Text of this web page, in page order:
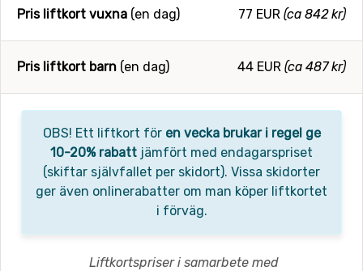
77 EUR (ca 842 kr)
Pris liftkort vuxna (en dag)
44 EUR (ca 487 kr)
Pris liftkort barn (en dag)
OBS! Ett liftkort för en vecka brukar i regel ge
10-20% rabatt jämfört med endagarspriset
(skiftar självfallet per skidort). Vissa skidorter
ger även onlinerabatter om man köper liftkortet
i förväg.
Liftkortspriser i samarbete med